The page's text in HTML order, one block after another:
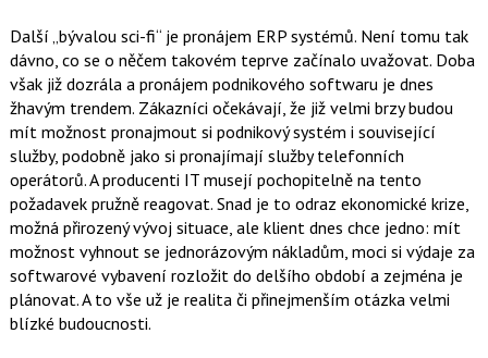
Další „bývalou sci-fi“ je pronájem ERP systémů. Není tomu tak
dávno, co se o něčem takovém teprve začínalo uvažovat. Doba
však již dozrála a pronájem podnikového softwaru je dnes
žhavým trendem. Zákazníci očekávají, že již velmi brzy budou
mít možnost pronajmout si podnikový systém i související
služby, podobně jako si pronajímají služby telefonních
operátorů. A producenti IT musejí pochopitelně na tento
požadavek pružně reagovat. Snad je to odraz ekonomické krize,
možná přirozený vývoj situace, ale klient dnes chce jedno: mít
možnost vyhnout se jednorázovým nákladům, moci si výdaje za
softwarové vybavení rozložit do delšího období a zejména je
plánovat. A to vše už je realita či přinejmenším otázka velmi
blízké budoucnosti.